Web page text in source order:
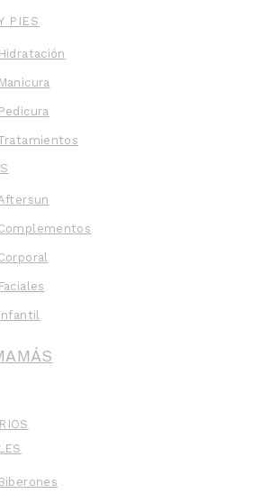
PIES
Hidratación
Manicura
Pedicura
Faciales
Infantil
Biberones